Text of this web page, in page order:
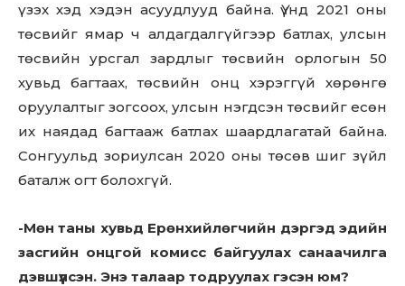
үзэх хэд хэдэн асуудлууд байна. Үүнд 2021 оны
төсвийг ямар ч алдагдалгүйгээр батлах, улсын
төсвийн урсгал зардлыг төсвийн орлогын 50
хувьд багтаах, төсвийн онц хэрэггүй хөрөнгө
оруулалтыг зогсоох, улсын нэгдсэн төсвийг есөн
их наядад багтааж батлах шаардлагатай байна.
Сонгуульд зориулсан 2020 оны төсөв шиг зүйл
баталж огт болохгүй.
-Мөн таны хувьд Ерөнхийлөгчийн дэргэд эдийн
засгийн онцгой комисс байгуулах санаачилга
дэвшүүлсэн. Энэ талаар тодруулах гэсэн юм?